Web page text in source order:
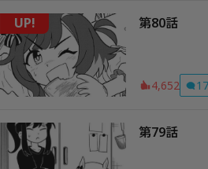
UP! 第80話
4,652 17
第79話